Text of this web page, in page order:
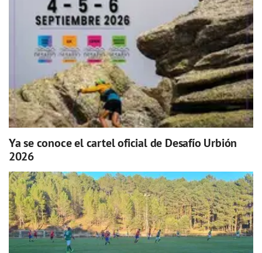
Ya se conoce el cartel oficial de Desafío Urbión
2026